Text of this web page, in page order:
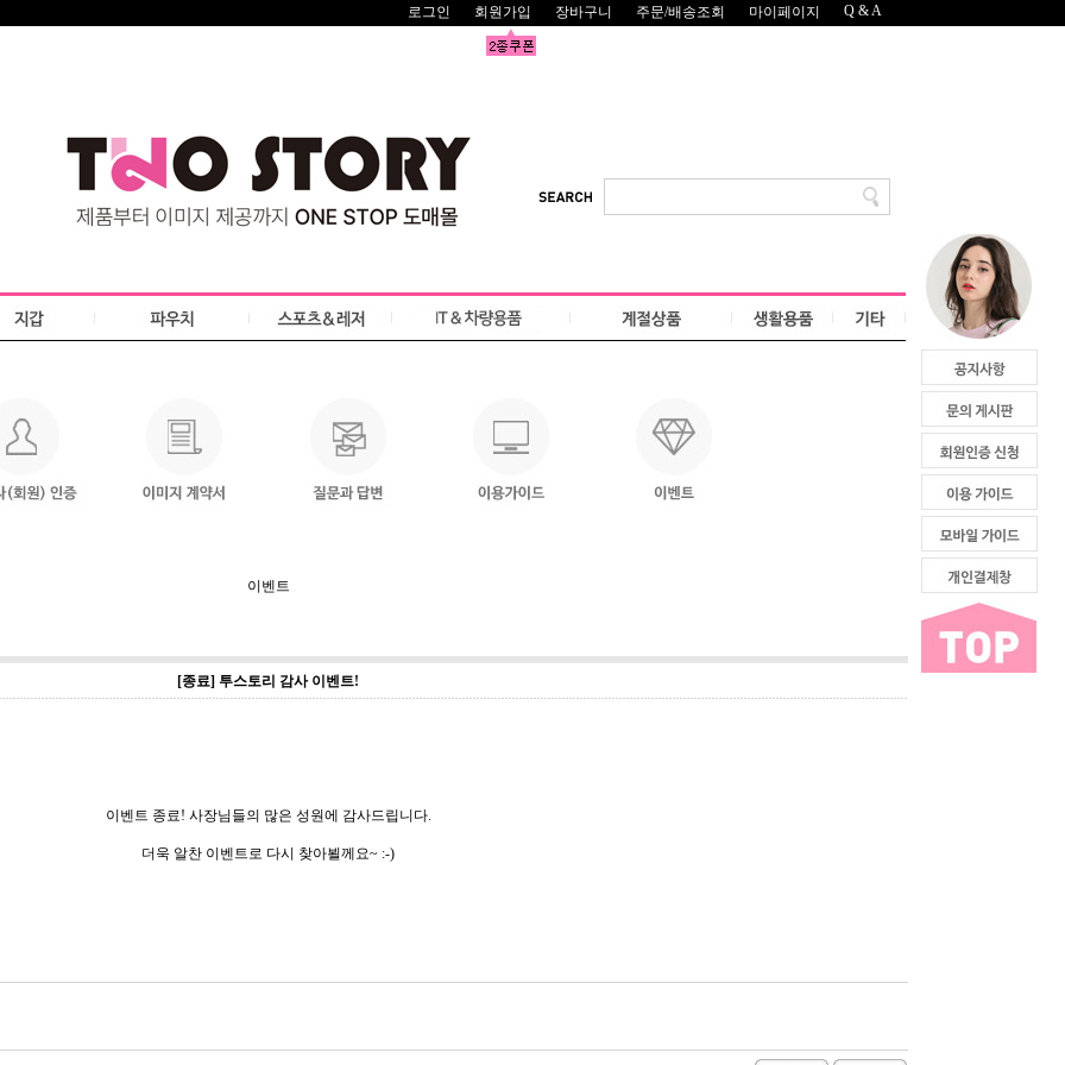
로그인 회원가입 장바구니 주문/배송조회 마이페이지 Q & A
이벤트
[종료] 투스토리 감사 이벤트!
이벤트 종료! 사장님들의 많은 성원에 감사드립니다.
더욱 알찬 이벤트로 다시 찾아뵐께요~ :-)